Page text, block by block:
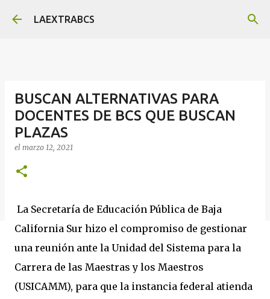
Ir al contenido principal
LAEXTRABCS
BUSCAN ALTERNATIVAS PARA
DOCENTES DE BCS QUE BUSCAN
PLAZAS
el marzo 12, 2021
La Secretaría de Educación Pública de Baja
California Sur hizo el compromiso de gestionar
una reunión ante la Unidad del Sistema para la
Carrera de las Maestras y los Maestros
(USICAMM), para que la instancia federal atienda